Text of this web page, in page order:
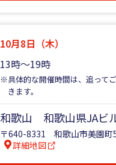
10月8日（木）
13時～19時
※具体的な開催時間は、追って
きます。
和歌山 和歌山県JAビ
〒640-8331 和歌山市美園町
詳細地図